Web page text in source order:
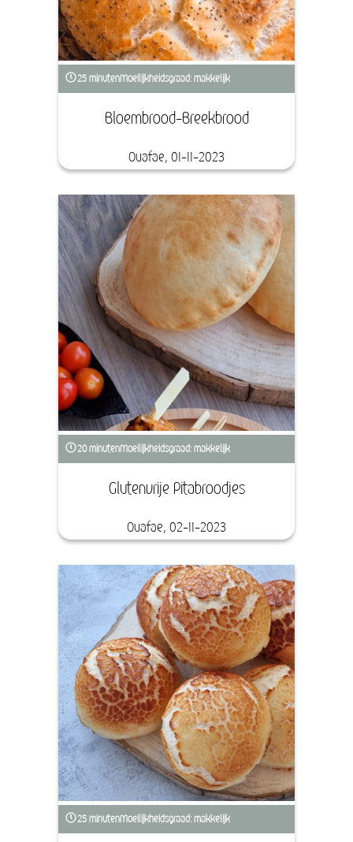
25 minutenMoeilijkheidsgraad: makkelijk
Bloembrood-Breekbrood
Ouafae, 01-11-2023
20 minutenMoeilijkheidsgraad: makkelijk
Glutenvrije Pitabroodjes
Ouafae, 02-11-2023
25 minutenMoeilijkheidsgraad: makkelijk